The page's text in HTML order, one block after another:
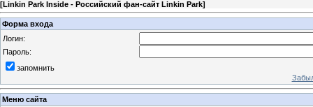
[Linkin Park Inside - Российский фан-сайт Linkin Park]
Форма входа
Логин:
Пароль:
запомнить
Меню сайта